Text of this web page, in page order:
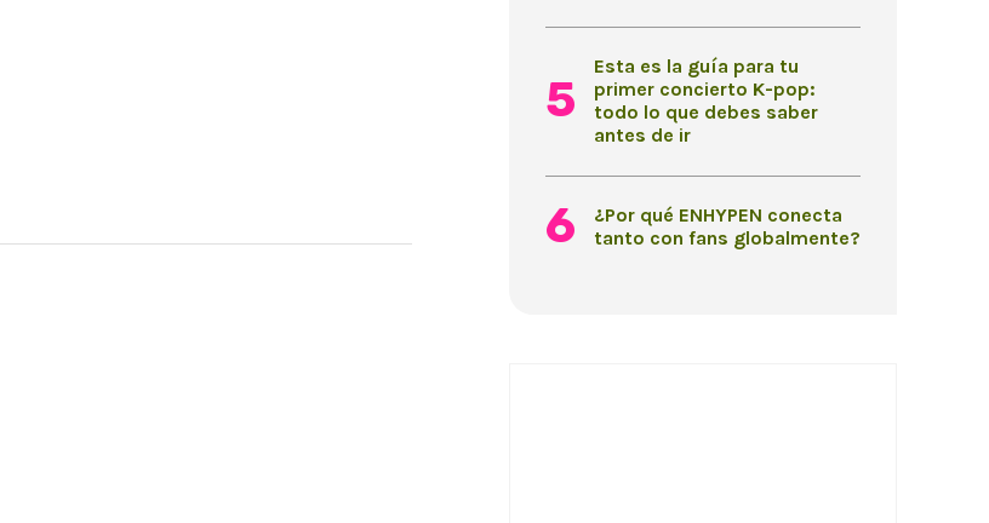
Esta es la guía para tu
primer concierto K-pop:
todo lo que debes saber
antes de ir
¿Por qué ENHYPEN conecta
tanto con fans globalmente?